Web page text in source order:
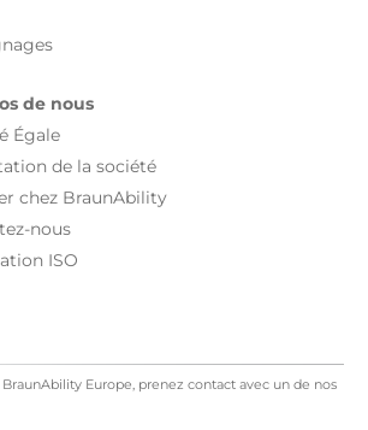
de nous
Égale
de la société
chez BraunAbility
nous
ISO
Europe, prenez contact avec un de nos